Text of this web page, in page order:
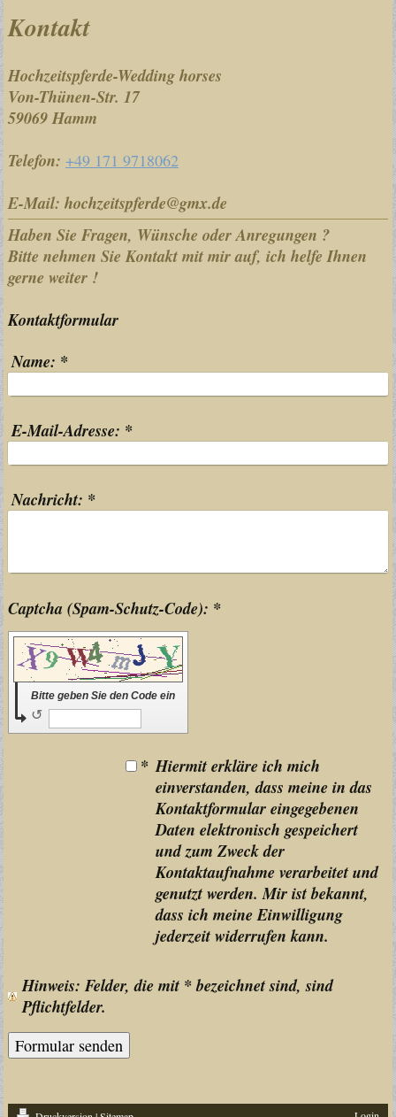
Kontakt
Hochzeitspferde-Wedding horses
Von-Thünen-Str. 17
59069Hamm
Telefon: +49 171 9718062
E-Mail: hochzeitspferde@gmx.de
Haben Sie Fragen, Wünsche oder Anregungen ?
Bitte nehmen Sie Kontakt mit mir auf, ich helfe Ihnen
gerne weiter !
Kontaktformular
Name: *
E-Mail-Adresse: *
Nachricht: *
Captcha (Spam-Schutz-Code): *
Bitte geben Sie den Code ein
↺
* Hiermit erkläre ich mich
einverstanden, dass meine in das
Kontaktformular eingegebenen
Daten elektronisch gespeichert
und zum Zweck der
Kontaktaufnahme verarbeitet und
genutzt werden. Mir ist bekannt,
dass ich meine Einwilligung
jederzeit widerrufen kann.
Hinweis : Felder, die mit *bezeichnet sind, sind
Pflichtfelder.